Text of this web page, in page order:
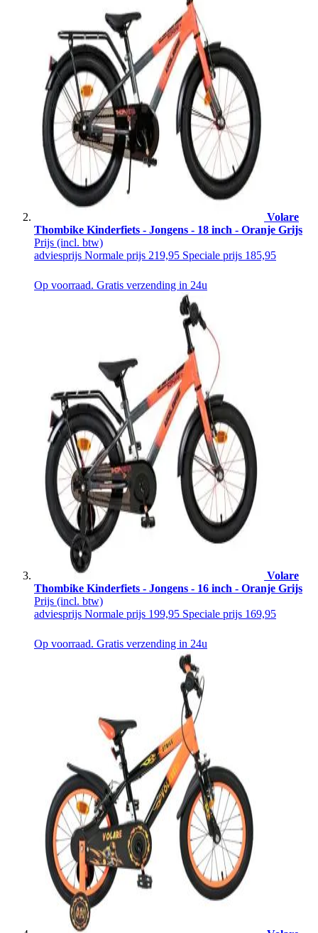
Volare
Thombike Kinderfiets - Jongens - 18 inch - Oranje Grijs
Prijs (incl. btw)
adviesprijs Normale prijs 219,95 Speciale prijs 185,95
Op voorraad. Gratis verzending in 24u
Volare
Thombike Kinderfiets - Jongens - 16 inch - Oranje Grijs
Prijs (incl. btw)
adviesprijs Normale prijs 199,95 Speciale prijs 169,95
Op voorraad. Gratis verzending in 24u